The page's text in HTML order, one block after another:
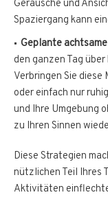
Geräusche und
Spaziergang kann
Geplante
den ganzen Tag
Verbringen Sie
oder einfach nur
und Ihre Umgebung
zu Ihren Sinnen
Diese Strategien
nützlichen Teil Ihres
Aktivitäten